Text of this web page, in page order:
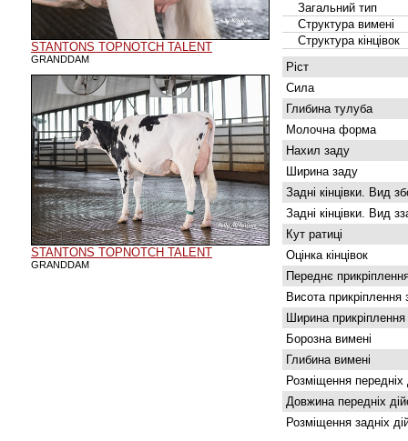
STANTONS TOPNOTCH TALENT
GRANDDAM
STANTONS TOPNOTCH TALENT
GRANDDAM
Загальний тип
Структура вимені
Структура кінцівок
Ріст
Сила
Глибина тулуба
Молочна форма
Нахил заду
Ширина заду
Задні кінцівки. Вид
Задні кінцівки. Вид
Кут ратиці
Оцінка кінцівок
Переднє
Висота прикріплення
Ширина прикріплення
Борозна вимені
Глибина вимені
Розміщення передніх
Довжина передніх
Розміщення задніх